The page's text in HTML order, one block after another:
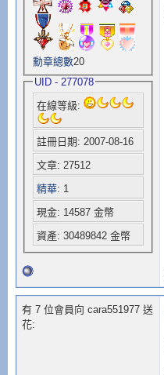
勳章總數20
UID - 277078
在線等級:
註冊日期: 2007-08-16
文章: 27512
精華: 1
現金: 14587 金幣
資產: 30489842 金幣
有 7 位會員向 cara551977 送
花: